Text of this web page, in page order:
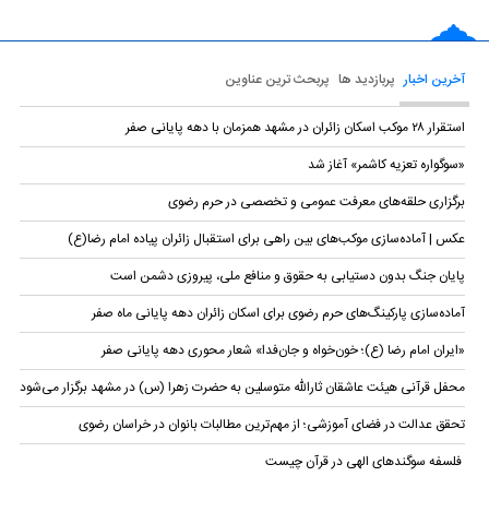
آخرین اخبار پربازدید ها پربحث ترین عناوین
استقرار ۲۸ موکب اسکان زائران در مشهد همزمان با دهه پایانی صفر
«سوگواره تعزیه کاشمر» آغاز شد
برگزاری حلقه‌های معرفت عمومی و تخصصی در حرم رضوی
عکس | آماده‌سازی موکب‌های بین راهی برای استقبال زائران پیاده امام رضا(ع)
پایان جنگ بدون دستیابی به حقوق و منافع ملی، پیروزی دشمن است
آماده‌سازی پارکینگ‌های حرم رضوی برای اسکان زائران دهه پایانی ماه صفر
«ایران امام رضا (ع)؛ خون‌خواه و جان‌فدا» شعار محوری دهه پایانی صفر
محفل قرآنی هیئت عاشقان ثارالله متوسلین به حضرت زهرا (س) در مشهد برگزار می‌شود
تحقق عدالت در فضای آموزشی؛ از مهم‌ترین مطالبات بانوان در خراسان رضوی
فلسفه سوگندهای الهی در قرآن چیست